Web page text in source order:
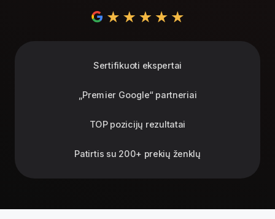
Sertifikuoti ekspertai
„Premier Google“ partneriai
TOP pozicijų rezultatai
Patirtis su 200+ prekių ženklų